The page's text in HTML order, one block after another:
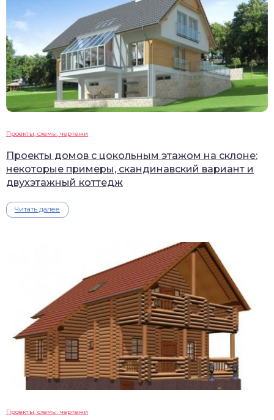
Проекты, схемы, чертежи
Проекты домов с цокольным этажом на склоне:
некоторые примеры, скандинавский вариант и
двухэтажный коттедж
Читать далее
Проекты, схемы, чертежи